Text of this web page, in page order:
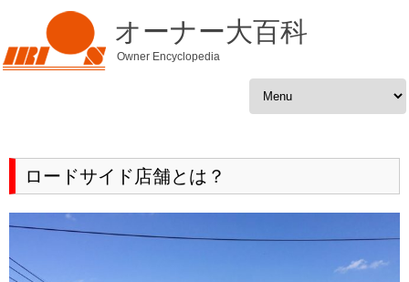
オーナー大百科
Owner Encyclopedia
Skip to content
ロードサイド店舗とは？